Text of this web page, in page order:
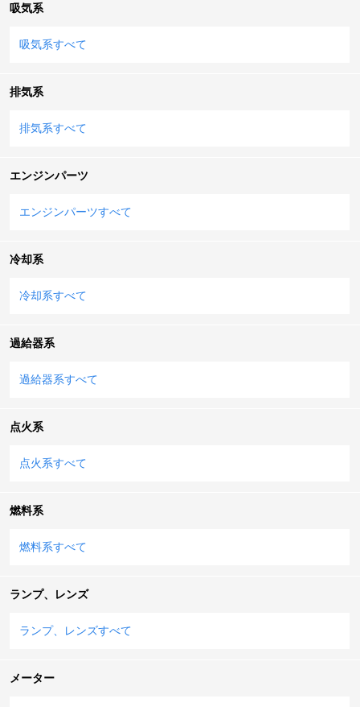
吸気系
吸気系すべて
排気系
排気系すべて
エンジンパーツ
エンジンパーツすべて
冷却系
冷却系すべて
過給器系
過給器系すべて
点火系
点火系すべて
燃料系
燃料系すべて
ランプ、レンズ
ランプ、レンズすべて
メーター